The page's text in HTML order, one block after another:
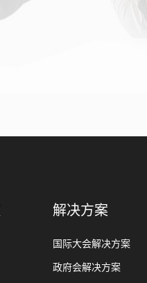
解决方案
国际大会解决方案
政府会解决方案